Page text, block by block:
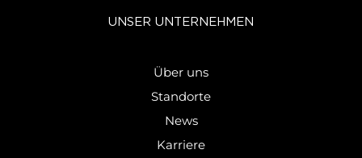
UNSER UN­TER­NEH­MEN
Über uns
Standorte
News
Karriere